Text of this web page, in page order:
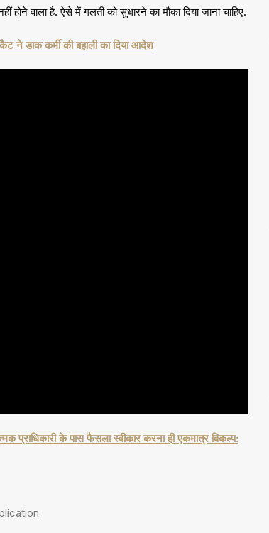
वाला है. ऐसे में गलती को सुधारने का मौका दिया जाना चाहिए.
ने डाक कर्मी की बहाली का दिया आदेश
प्राधिकारी के पास फैसला स्वीकार करना ही एकमात्र विकल्प: